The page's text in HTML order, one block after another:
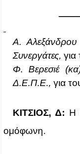
Α. Αλεξάνδρου
Συνεργάτες, για
Φ. Βερεσιέ
Δ.Ε.Π.Ε., για
ΚΙΤΣΙΟΣ, Δ: Η
ομόφωνη.